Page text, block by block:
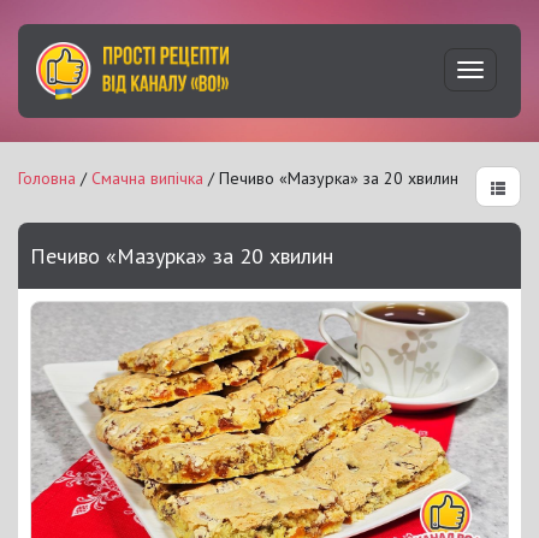
Головна / Смачна випічка / Печиво «Мазурка» за 20 хвилин
Печиво «Мазурка» за 20 хвилин